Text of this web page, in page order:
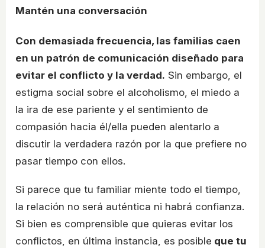
Mantén una conversación
Con demasiada frecuencia, las familias caen
en un patrón de comunicación diseñado para
evitar el conflicto y la verdad. Sin embargo, el
estigma social sobre el alcoholismo, el miedo a
la ira de ese pariente y el sentimiento de
compasión hacia él/ella pueden alentarlo a
discutir la verdadera razón por la que prefiere no
pasar tiempo con ellos.
Si parece que tu familiar miente todo el tiempo,
la relación no será auténtica ni habrá confianza.
Si bien es comprensible que quieras evitar los
conflictos, en última instancia, es posible que tu